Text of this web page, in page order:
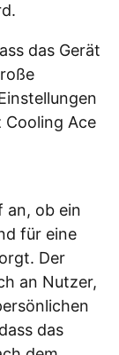
das Gerät
Ace
an, ob ein
für eine
Der
an Nutzer,
das